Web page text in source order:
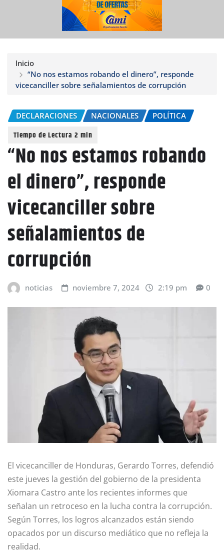
Inicio
“No nos estamos robando el dinero”, responde
vicecanciller sobre señalamientos de corrupción
DECLARACIONES NACIONALES POLÍTICA
“No nos estamos robando
el dinero”, responde
vicecanciller sobre
señalamientos de
corrupción
noticias noviembre 7, 2024 2:19 pm 0
El vicecanciller de Honduras, Gerardo Torres, defendió
este jueves la gestión del gobierno de la presidenta
Xiomara Castro ante los recientes informes que
señalan un retroceso en la lucha contra la corrupción.
Según Torres, los logros alcanzados están siendo
opacados por un discurso mediático que no refleja la
realidad.